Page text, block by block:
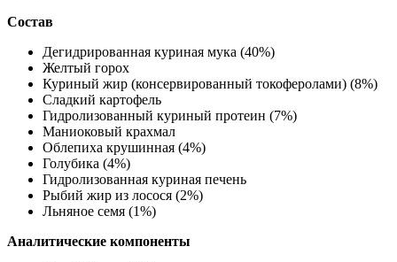
Состав
Дегидрированная куриная мука (40%)
Желтый горох
Куриный жир (консервированный токоферолами) (8%)
Сладкий картофель
Гидролизованный куриный протеин (7%)
Маниоковый крахмал
Облепиха крушинная (4%)
Голубика (4%)
Гидролизованная куриная печень
Рыбий жир из лосося (2%)
Льняное семя (1%)
Аналитические компоненты